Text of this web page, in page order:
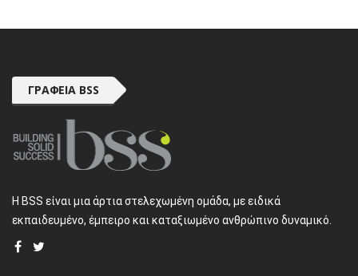
ΓΡΑΦΕΊΑ BSS
H BSS είναι μια άρτια στελεχωμένη ομάδα, με ειδικά
εκπαιδευμένο, έμπειρο και καταξιωμένο ανθρώπινο δυναμικό.